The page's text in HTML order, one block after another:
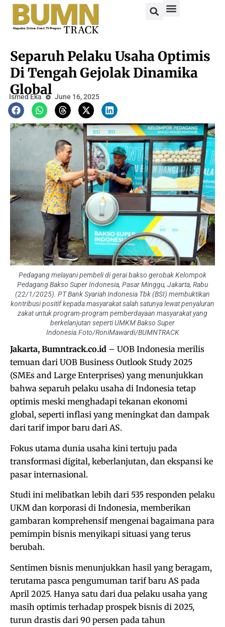
Separuh Pelaku Usaha Optimis
Di Tengah Gejolak Dinamika
Global
Ismed Eka June 16, 2025
Pedagang melayani pembeli di gerai bakso gerobak Kelompok
Pedagang Bakso Super Indonesia, Pasar Minggu, Jakarta, Rabu
(22/1/2025). PT Bank Syariah Indonesia Tbk (BSI) membuktikan
kontribusi positif kepada masyarakat salah satunya lewat penyaluran
zakat untuk program-program pemberdayaan masyarakat yang
berkelanjutan seperti UMKM Bakso Super
Indonesia.Foto/RoniMawardi/BUMNTRACK
Jakarta, Bumntrack.co.id – UOB Indonesia merilis
temuan dari UOB Business Outlook Study 2025
(SMEs and Large Enterprises) yang menunjukkan
bahwa separuh pelaku usaha di Indonesia tetap
optimis meski menghadapi tekanan ekonomi
global, seperti inflasi yang meningkat dan dampak
dari tarif impor baru dari AS.
Fokus utama dunia usaha kini tertuju pada
transformasi digital, keberlanjutan, dan ekspansi ke
pasar internasional.
Studi ini melibatkan lebih dari 535 responden pelaku
UKM dan korporasi di Indonesia, memberikan
gambaran komprehensif mengenai bagaimana para
pemimpin bisnis menyikapi situasi yang terus
berubah.
Sentimen bisnis menunjukkan hasil yang beragam,
terutama pasca pengumuman tarif baru AS pada
April 2025. Hanya satu dari dua pelaku usaha yang
masih optimis terhadap prospek bisnis di 2025,
turun drastis dari 90 persen pada tahun